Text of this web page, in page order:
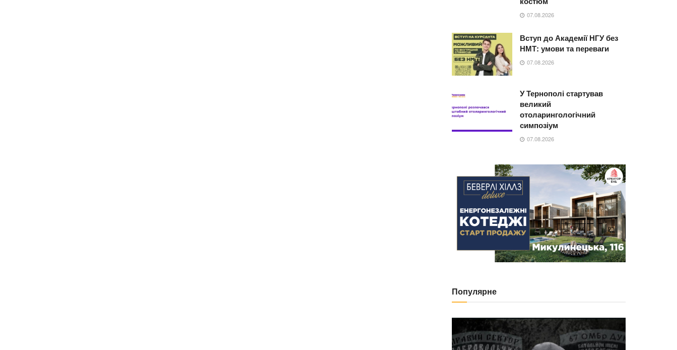
07.08.2026
Вступ до Академії НГУ без
НМТ: умови та переваги
07.08.2026
У Тернополі стартував
великий
отоларингологічний
симпозіум
07.08.2026
Популярне